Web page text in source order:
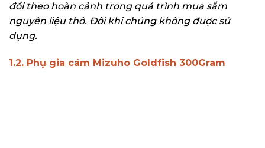
đổi theo hoàn cảnh trong quá trình mua sắm
nguyên liệu thô. Đôi khi chúng không được sử
dụng.
1.2. Phụ gia cám Mizuho Goldfish 300Gram